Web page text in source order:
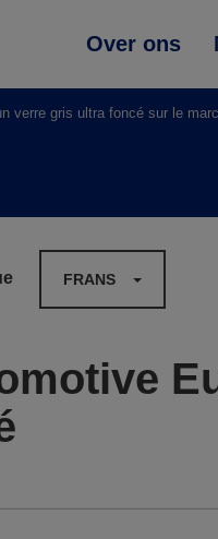
Over ons
verre gris ultra foncé sur le
FRANS